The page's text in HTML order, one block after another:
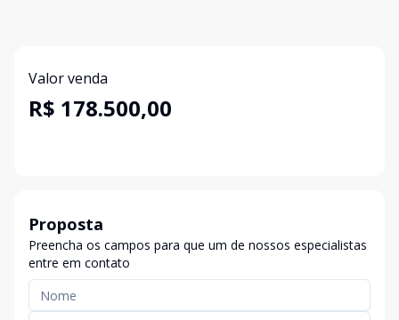
Valor venda
R$ 178.500,00
Proposta
Preencha os campos para que um de nossos especialistas
entre em contato